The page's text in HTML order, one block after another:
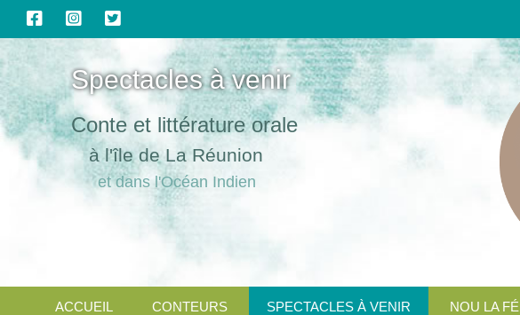
Spectacles à venir
Conte et littérature orale
à l'île de La Réunion
et dans l'Océan Indien
ACCUEIL CONTEURS SPECTACLES À VENIR NOU LA